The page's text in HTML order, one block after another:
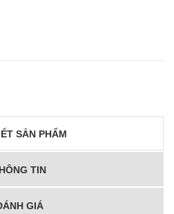
SẢN PHẨM
TIN
GIÁ